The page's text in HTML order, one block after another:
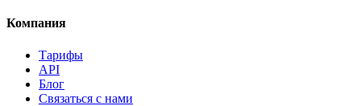
Компания
Тарифы
API
Блог
Связаться с нами